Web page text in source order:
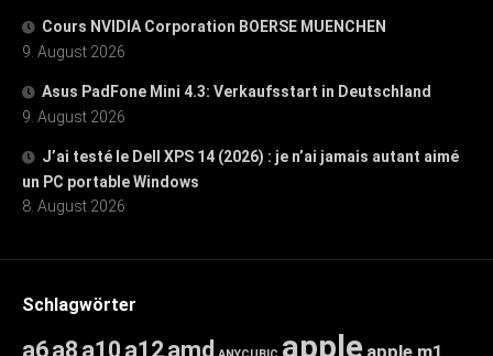
Cours NVIDIA Corporation BOERSE MUENCHEN
9. August 2026
Asus PadFone Mini 4.3: Verkaufsstart in Deutschland
9. August 2026
J’ai testé le Dell XPS 14 (2026) : je n’ai jamais autant aimé
un PC portable Windows
8. August 2026
Schlagwörter
a6a8 a10 a12amd apple apple m1